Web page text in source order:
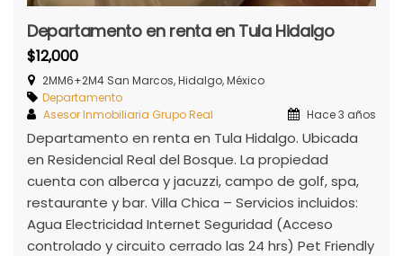
Departamento en renta en Tula Hidalgo
$12,000
2MM6+2M4 San Marcos, Hidalgo, México
Departamento
Asesor Inmobiliaria Grupo Real
Hace 3 años
Departamento en renta en Tula Hidalgo. Ubicada
en Residencial Real del Bosque. La propiedad
cuenta con alberca y jacuzzi, campo de golf, spa,
restaurante y bar. Villa Chica – Servicios incluidos:
Agua Electricidad Internet Seguridad (Acceso
controlado y circuito cerrado las 24 hrs) Pet Friendly